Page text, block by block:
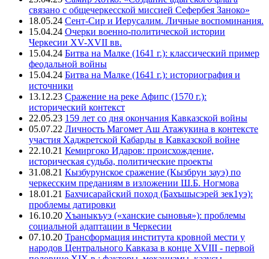
связано с общечеркесской миссией Сефербея Заноко»
18.05.24 Сент-Сир и Иерусалим. Личные воспоминания.
15.04.24 Очерки военно-политической истории
Черкесии XV-XVII вв.
15.04.24 Битва на Малке (1641 г.): классический пример
феодальной войны
15.04.24 Битва на Малке (1641 г.): историография и
источники
13.12.23 Сражение на реке Афипс (1570 г.):
исторический контекст
22.05.23 159 лет со дня окончания Кавказской войны
05.07.22 Личность Магомет Аш Атажукина в контексте
участия Хаджретской Кабарды в Кавказской войне
22.10.21 Кемиргоко Идаров: происхождение,
историческая судьба, политические проекты
31.08.21 Кызбурунское сражение (Кызбрун зауэ) по
черкесским преданиям в изложении Ш.Б. Ногмова
18.01.21 Бахчисарайский поход (Бахъшысэрей зек1уэ):
проблемы датировки
16.10.20 Хъаныкъуэ («ханские сыновья»): проблемы
социальной адаптации в Черкесии
07.10.20 Трансформация института кровной мести у
народов Центрального Кавказа в конце XVIII - первой